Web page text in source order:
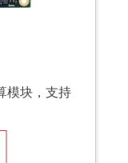
模块，支持